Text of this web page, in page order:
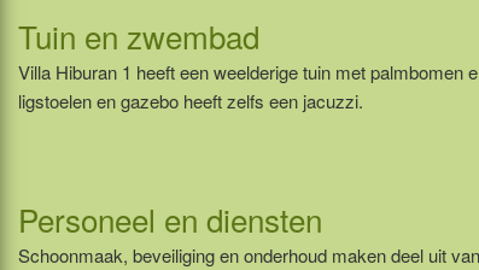
Tuin en zwembad
Villa Hiburan 1 heeft een weelderige tuin met palmbomen
ligstoelen en gazebo heeft zelfs een jacuzzi.
Personeel en diensten
Schoonmaak, beveiliging en onderhoud maken deel uit